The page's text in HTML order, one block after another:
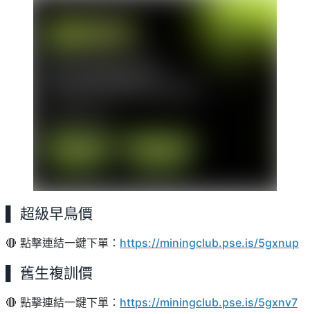
▌ 超級早鳥價
🔴 點擊連結一鍵下單： https://miningclub.pse.is/5gxnup
▌ 舊生複訓價
🔴 點擊連結一鍵下單： https://miningclub.pse.is/5gxnv7